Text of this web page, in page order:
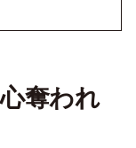
奪われ